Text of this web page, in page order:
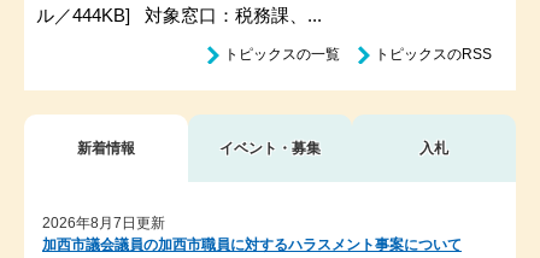
ル／444KB] 対象窓口：税務課、...
トピックスの一覧 トピックスのRSS
新着情報 イベント・募集 入札
新
2026年8月7日更新
加西市議会議員の加西市職員に対するハラスメント事案について